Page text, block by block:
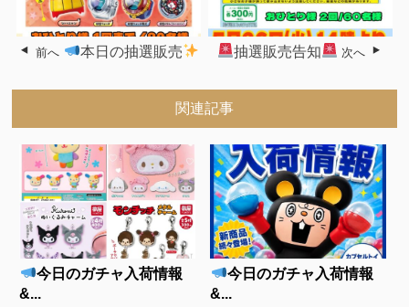
前へ 本日の抽選販売 抽選販売告知 次へ
関連記事
今日のガチャ入荷情報
&...
今日のガチャ入荷情報
&...